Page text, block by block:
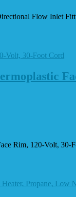
Flow Inlet
Rim, 120-Volt, 30-